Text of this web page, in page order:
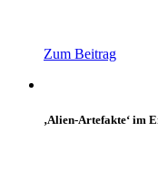
Zum Beitrag
‚Alien-Artefakte‘ im